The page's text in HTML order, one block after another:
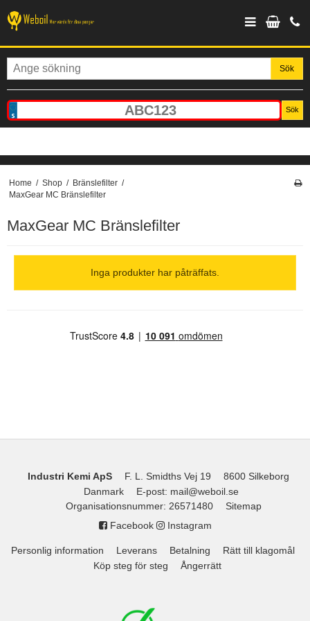
Sök
Sök
Home / Shop / Bränslefilter /
MaxGear MC Bränslefilter
MaxGear MC Bränslefilter
Inga produkter har påträffats.
Industri Kemi ApS F. L. Smidths Vej 19
8600 Silkeborg
Danmark
E-post: mail@weboil.se
Organisationsnummer: 26571480
Sitemap
Facebook
Instagram
Personlig information Leverans Betalning
Rätt till klagomål
Köp steg för steg
Ångerrätt